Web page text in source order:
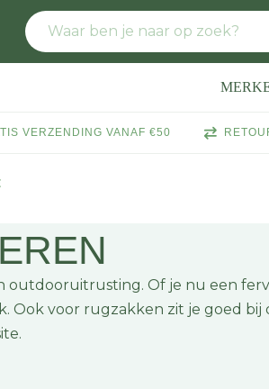
VERZENDING VANAF €50
outdooruitrusting. Of je nu een
Ook voor rugzakken zit je goed bij